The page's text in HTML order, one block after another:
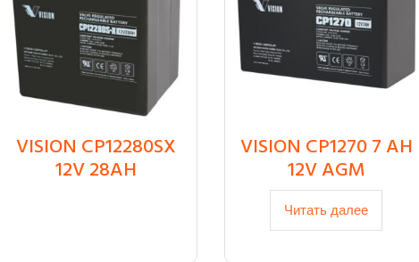
₸ 26 100
VISION CP12280SX
12V 28AH
VISION CP1270 7 AH
12V AGM
Читать далее